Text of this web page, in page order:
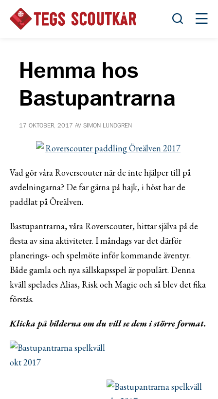
Öppna
Hemma hos
Bastupantrarna
17 OKTOBER, 2017 AV SIMON LUNDGREN
Vad gör våra Roverscouter när de inte hjälper till på
avdelningarna? De far gärna på hajk, i höst har de
paddlat på Öreälven.
Bastupantrarna, våra Roverscouter, hittar själva på de
flesta av sina aktiviteter. I måndags var det därför
planerings- och spelmöte inför kommande äventyr.
Både gamla och nya sällskapsspel är populärt. Denna
kväll spelades Alias, Risk och Magic och så blev det fika
förstås.
Klicka på bilderna om du vill se dem i större format.